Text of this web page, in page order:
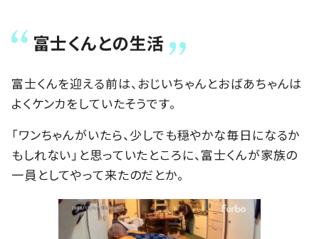
富士くんとの生活
富士くんを迎える前は、おじいちゃんとおばあちゃんは
よくケンカをしていたそうです。
「ワンちゃんがいたら、少しでも穏やかな毎日になるか
もしれない」と思っていたところに、富士くんが家族の
一員としてやって来たのだとか。